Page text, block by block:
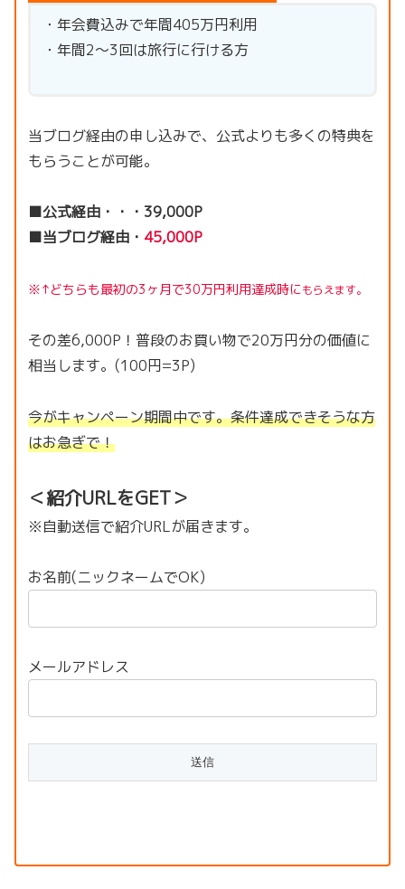
・年会費込みで年間405万円利用
・年間2〜3回は旅行に行ける方
当ブログ経由の申し込みで、公式よりも多くの特典を
もらうことが可能。
■公式経由・・・39,000P
■当ブログ経由・ 45,000P
※↑どちらも最初の3ヶ月で30万円利用達成時にもらえます。
その差6,000P！普段のお買い物で20万円分の価値に
相当します。(100円=3P)
今がキャンペーン期間中です。条件達成できそうな方
はお急ぎで！
＜紹介URLをGET＞
※自動送信で紹介URLが届きます。
お名前(ニックネームでOK)
メールアドレス